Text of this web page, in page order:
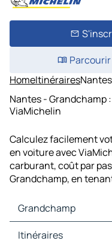
HomeItinéraires
Nantes - Grandchamp
ViaMichelin
Calculez facilement
en voiture avec
carburant, coût par
Grandchamp, en
Grandchamp
Grandchamp Cartes et
Itinéraires